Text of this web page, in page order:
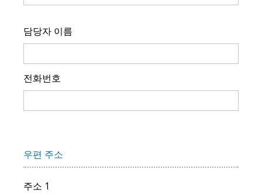
담당자 이름
전화번호
우편 주소
주소 1